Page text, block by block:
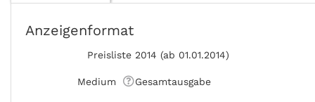
Anzeigenformat
Preisliste 2014 (ab 01.01.2014)
Medium Gesamtausgabe